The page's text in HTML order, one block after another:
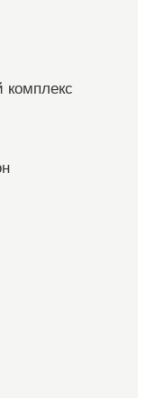
комплекс